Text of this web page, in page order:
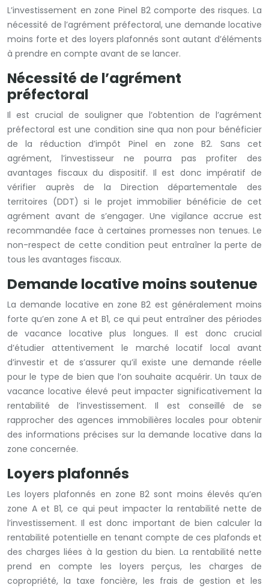
L’investissement en zone Pinel B2 comporte des risques. La
nécessité de l’agrément préfectoral, une demande locative
moins forte et des loyers plafonnés sont autant d’éléments
à prendre en compte avant de se lancer.
Nécessité de l’agrément
préfectoral
Il est crucial de souligner que l’obtention de l’agrément
préfectoral est une condition sine qua non pour bénéficier
de la réduction d’impôt Pinel en zone B2. Sans cet
agrément, l’investisseur ne pourra pas profiter des
avantages fiscaux du dispositif. Il est donc impératif de
vérifier auprès de la Direction départementale des
territoires (DDT) si le projet immobilier bénéficie de cet
agrément avant de s’engager. Une vigilance accrue est
recommandée face à certaines promesses non tenues. Le
non-respect de cette condition peut entraîner la perte de
tous les avantages fiscaux.
Demande locative moins soutenue
La demande locative en zone B2 est généralement moins
forte qu’en zone A et B1, ce qui peut entraîner des périodes
de vacance locative plus longues. Il est donc crucial
d’étudier attentivement le marché locatif local avant
d’investir et de s’assurer qu’il existe une demande réelle
pour le type de bien que l’on souhaite acquérir. Un taux de
vacance locative élevé peut impacter significativement la
rentabilité de l’investissement. Il est conseillé de se
rapprocher des agences immobilières locales pour obtenir
des informations précises sur la demande locative dans la
zone concernée.
Loyers plafonnés
Les loyers plafonnés en zone B2 sont moins élevés qu’en
zone A et B1, ce qui peut impacter la rentabilité nette de
l’investissement. Il est donc important de bien calculer la
rentabilité potentielle en tenant compte de ces plafonds et
des charges liées à la gestion du bien. La rentabilité nette
prend en compte les loyers perçus, les charges de
copropriété, la taxe foncière, les frais de gestion et les